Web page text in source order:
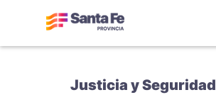
Justicia y Seguridad